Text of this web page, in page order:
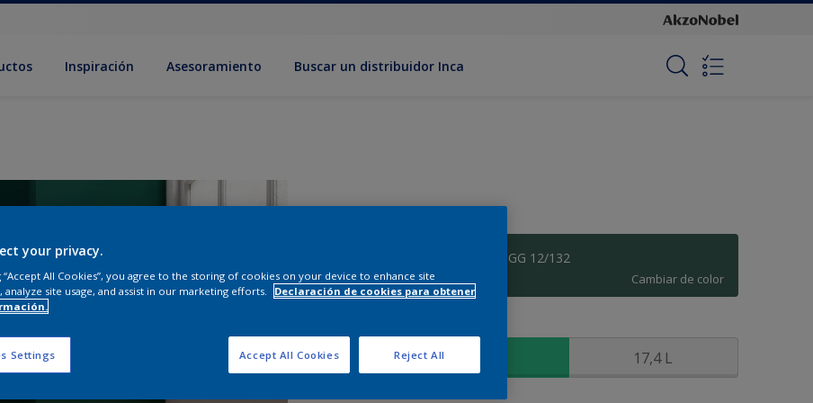
Inspiración Asesoramiento Buscar un distribuidor Inca
Herbolario - 51GG 12/132
Cambiar de color
17,4 L
your privacy.
“Accept All Cookies”, you agree to the storing of cookies on your device to enhance site
analyze site usage, and assist in our marketing efforts.
Declaración de cookies para obtener
Settings Reject All
Accept All Cookies